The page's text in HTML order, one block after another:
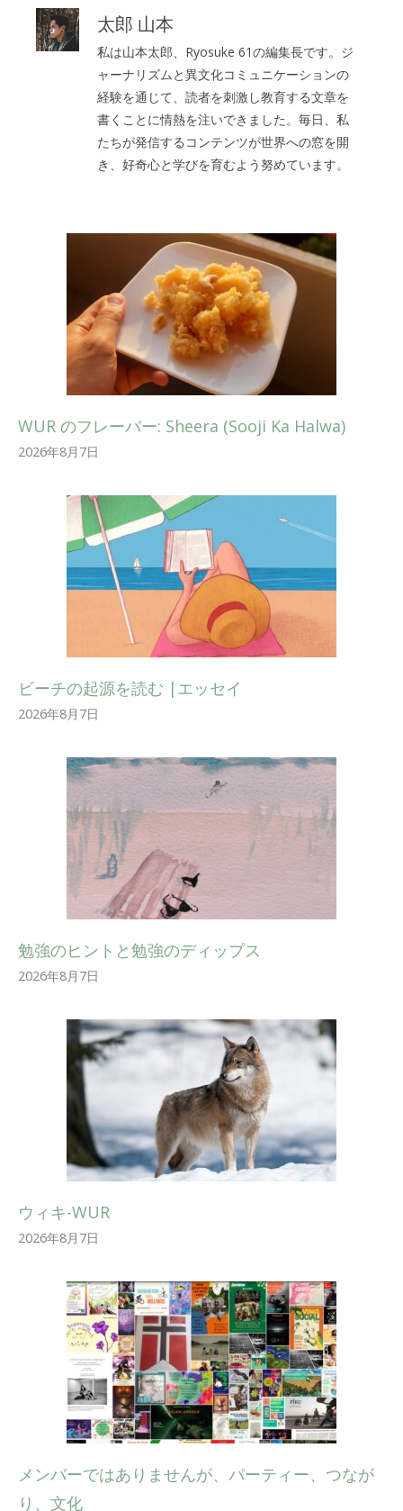
太郎 山本
私は山本太郎、Ryosuke 61の編集長です。ジ
ャーナリズムと異文化コミュニケーションの
経験を通じて、読者を刺激し教育する文章を
書くことに情熱を注いできました。毎日、私
たちが発信するコンテンツが世界への窓を開
き、好奇心と学びを育むよう努めています。
WUR のフレーバー: Sheera (Sooji Ka Halwa)
2026年8月7日
ビーチの起源を読む |エッセイ
2026年8月7日
勉強のヒントと勉強のディップス
2026年8月7日
ウィキ-WUR
2026年8月7日
メンバーではありませんが、パーティー、つなが
り、文化